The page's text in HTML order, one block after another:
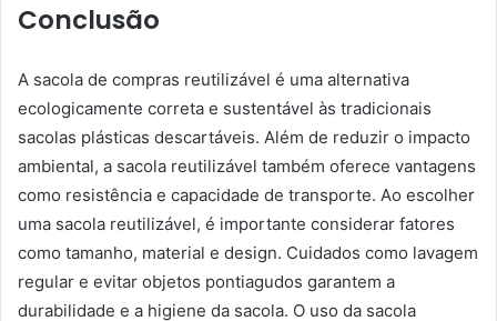
Conclusão
A sacola de compras reutilizável é uma alternativa
ecologicamente correta e sustentável às tradicionais
sacolas plásticas descartáveis. Além de reduzir o impacto
ambiental, a sacola reutilizável também oferece vantagens
como resistência e capacidade de transporte. Ao escolher
uma sacola reutilizável, é importante considerar fatores
como tamanho, material e design. Cuidados como lavagem
regular e evitar objetos pontiagudos garantem a
durabilidade e a higiene da sacola. O uso da sacola